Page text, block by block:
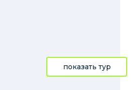
показать тур